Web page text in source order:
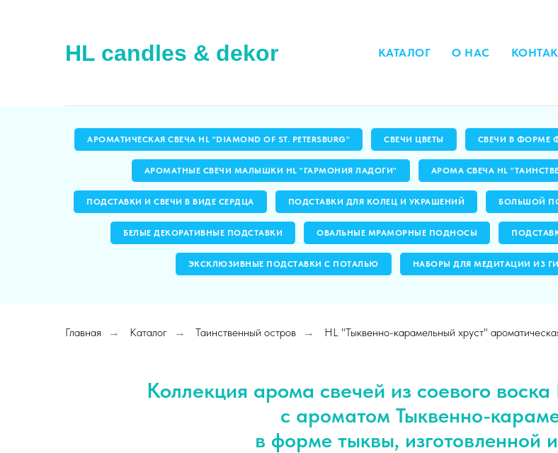
HL candles & dekor КАТАЛОГ О НАС
АРОМАТИЧЕСКАЯ СВЕЧА HL "DIAMOND OF ST. PETERSBURG" СВЕЧИ ЦВЕТЫ СВЕЧИ В ФОРМЕ
АРОМАТНЫЕ СВЕЧИ МАЛЫШКИ HL "ГАРМОНИЯ ЛАДОГИ" АРОМА СВЕЧА HL
ПОДСТАВКИ И СВЕЧИ В ВИДЕ СЕРДЦА ПОДСТАВКИ ДЛЯ КОЛЕЦ И УКРАШЕНИЙ БОЛЬШОЙ
БЕЛЫЕ ДЕКОРАТИВНЫЕ ПОДСТАВКИ ОВАЛЬНЫЕ МРАМОРНЫЕ ПОДНОСЫ
ЭКСКЛЮЗИВНЫЕ ПОДСТАВКИ С ПОТАЛЬЮ НАБОРЫ ДЛЯ МЕДИТАЦИИ ИЗ
Главная → Каталог → Таинственный остров → HL "Тыквенно-карамельный хруст"
Коллекция арома свечей из соевого воска
с ароматом Тыквенно-
в форме тыквы, изготовленной